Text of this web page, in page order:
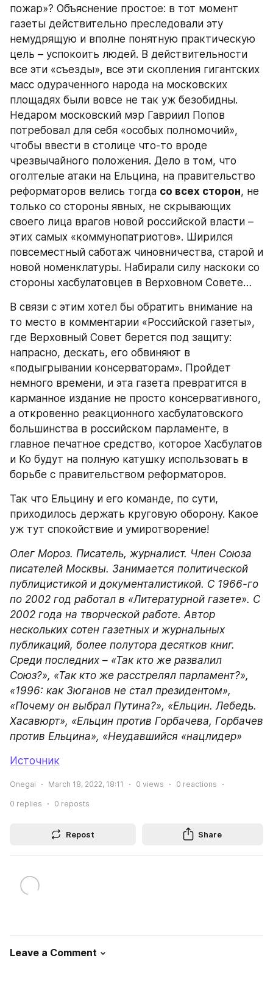
пожар»? Объяснение простое: в тот момент
газеты действительно преследовали эту
немудрящую и вполне понятную практическую
цель – успокоить людей. В действительности
все эти «съезды», все эти скопления гигантских
масс одураченного народа на московских
площадях были вовсе не так уж безобидны.
Недаром московский мэр Гавриил Попов
потребовал для себя «особых полномочий»,
чтобы ввести в столице что-то вроде
чрезвычайного положения. Дело в том, что
оголтелые атаки на Ельцина, на правительство
реформаторов велись тогда со всех сторон, не
только со стороны явных, не скрывающих
своего лица врагов новой российской власти –
этих самых «коммунопатриотов». Ширился
повсеместный саботаж чиновничества, старой и
новой номенклатуры. Набирали силу наскоки со
стороны хасбулатовцев в Верховном Совете…
В связи с этим хотел бы обратить внимание на
то место в комментарии «Российской газеты»,
где Верховный Совет берется под защиту:
напрасно, дескать, его обвиняют в
«подыгрывании консерваторам». Пройдет
немного времени, и эта газета превратится в
карманное издание не просто консервативного,
а откровенно реакционного хасбулатовского
большинства в российском парламенте, в
главное печатное средство, которое Хасбулатов
и Ко будут на полную катушку использовать в
борьбе с правительством реформаторов.
Так что Ельцину и его команде, по сути,
приходилось держать круговую оборону. Какое
уж тут спокойствие и умиротворение!
Олег Мороз. Писатель, журналист. Член Союза
писателей Москвы. Занимается политической
публицистикой и документалистикой. С 1966-го
по 2002 год работал в «Литературной газете». С
2002 года на творческой работе. Автор
нескольких сотен газетных и журнальных
публикаций, более полутора десятков книг.
Среди последних – «Так кто же развалил
Союз?», «Так кто же расстрелял парламент?»,
«1996: как Зюганов не стал президентом»,
«Почему он выбрал Путина?», «Ельцин. Лебедь.
Хасавюрт», «Ельцин против Горбачева, Горбачев
против Ельцина», «Неудавшийся «нацлидер»
Источник
Onegai March 18, 2022, 18:11 0 views 0 reactions
0 replies 0 reposts
Repost Share
Leave a Comment